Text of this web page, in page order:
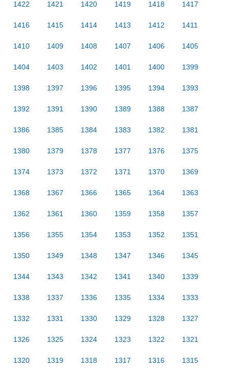
1422 1421 1420 1419 1418 1417
1416 1415 1414 1413 1412 1411
1410 1409 1408 1407 1406 1405
1404 1403 1402 1401 1400 1399
1398 1397 1396 1395 1394 1393
1392 1391 1390 1389 1388 1387
1386 1385 1384 1383 1382 1381
1380 1379 1378 1377 1376 1375
1374 1373 1372 1371 1370 1369
1368 1367 1366 1365 1364 1363
1362 1361 1360 1359 1358 1357
1356 1355 1354 1353 1352 1351
1350 1349 1348 1347 1346 1345
1344 1343 1342 1341 1340 1339
1338 1337 1336 1335 1334 1333
1332 1331 1330 1329 1328 1327
1326 1325 1324 1323 1322 1321
1320 1319 1318 1317 1316 1315